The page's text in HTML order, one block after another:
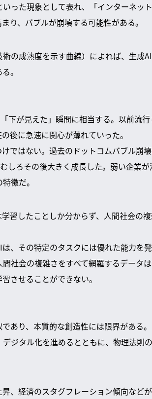
った現象として表れ、「インターネッ
り、バブルが崩壊する可能性がある。
の成熟度を示す曲線）によれば、生成
。
下が見えた」瞬間に相当する。以前流
後に急速に関心が薄れていった。
ではない。過去のドットコムバブル崩壊
しろその後大きく成長した。弱い企業
徴だ。
習したことしか分からず、人間社会の
、その特定のタスクには優れた能力を
社会の複雑さをすべて網羅するデータ
させることができない。
あり、本質的な創造性には限界がある
ジタル化を進めるとともに、物理法則
、経済のスタグフレーション傾向など